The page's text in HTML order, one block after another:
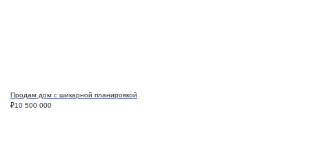
Продам дом с шикарной планировкой
₽10 500 000